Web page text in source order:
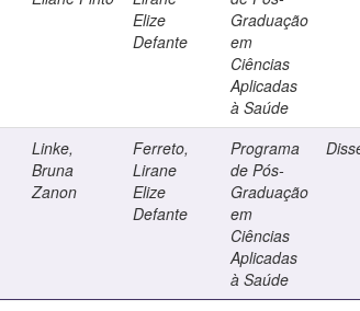
Elize
Defante
Graduação
em
Ciências
Aplicadas
à Saúde
Linke,
Bruna
Zanon
Ferreto,
Lirane
Elize
Defante
Programa
de Pós-
Graduação
em
Ciências
Aplicadas
à Saúde